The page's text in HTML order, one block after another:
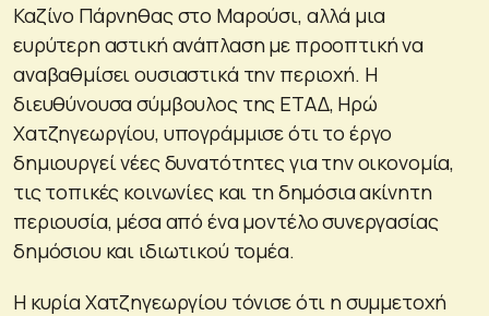
Καζίνο Πάρνηθας στο Μαρούσι, αλλά μια
ευρύτερη αστική ανάπλαση με προοπτική να
αναβαθμίσει ουσιαστικά την περιοχή. Η
διευθύνουσα σύμβουλος της ΕΤΑΔ, Ηρώ
Χατζηγεωργίου, υπογράμμισε ότι το έργο
δημιουργεί νέες δυνατότητες για την οικονομία,
τις τοπικές κοινωνίες και τη δημόσια ακίνητη
περιουσία, μέσα από ένα μοντέλο συνεργασίας
δημόσιου και ιδιωτικού τομέα.
Η κυρία Χατζηγεωργίου τόνισε ότι η συμμετοχή